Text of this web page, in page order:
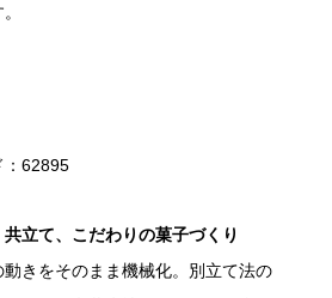
：62895
共立て、こだわりの菓子づくり
動きをそのまま機械化。別立て法の